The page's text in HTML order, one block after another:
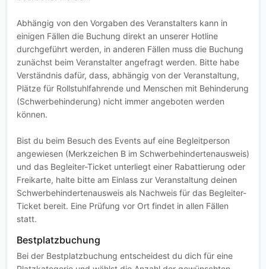
Abhängig von den Vorgaben des Veranstalters kann in
einigen Fällen die Buchung direkt an unserer Hotline
durchgeführt werden, in anderen Fällen muss die Buchung
zunächst beim Veranstalter angefragt werden. Bitte habe
Verständnis dafür, dass, abhängig von der Veranstaltung,
Plätze für Rollstuhlfahrende und Menschen mit Behinderung
(Schwerbehinderung) nicht immer angeboten werden
können.
Bist du beim Besuch des Events auf eine Begleitperson
angewiesen (Merkzeichen B im Schwerbehindertenausweis)
und das Begleiter-Ticket unterliegt einer Rabattierung oder
Freikarte, halte bitte am Einlass zur Veranstaltung deinen
Schwerbehindertenausweis als Nachweis für das Begleiter-
Ticket bereit. Eine Prüfung vor Ort findet in allen Fällen
statt.
Bestplatzbuchung
Bei der Bestplatzbuchung entscheidest du dich für eine